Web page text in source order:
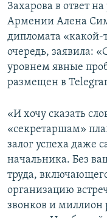
Захарова в ответ
Армении Алена
дипломата «какой-
очередь, заявила:
уровнем явные
размещен в
«И хочу сказать
«секретаршам»
залог успеха даже
начальника. Без
труда,
организацию
звонков и миллион